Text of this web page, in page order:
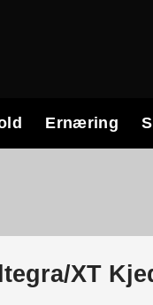
Ernæring
XT